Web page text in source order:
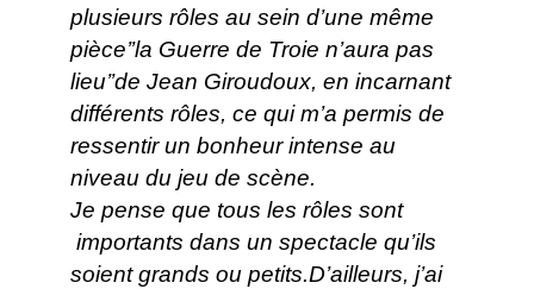
plusieurs rôles au sein d’une même
pièce’’la Guerre de Troie n’aura pas
lieu’’de Jean Giroudoux, en incarnant
différents rôles, ce qui m’a permis de
ressentir un bonheur intense au
niveau du jeu de scène.
Je pense que tous les rôles sont
importants dans un spectacle qu’ils
soient grands ou petits.D’ailleurs, j’ai